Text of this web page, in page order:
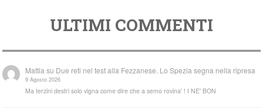
ULTIMI COMMENTI
Mattia su Due reti nel test alla Fezzanese. Lo Spezia segna nella ripresa
9 Agosto 2026
Ma terzini destri solo vigna come dire che a semo rovina' ! I NE' BON